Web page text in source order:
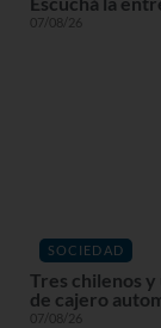
07/08/26
SOCIEDAD
Tres chilenos
de cajero
07/08/26